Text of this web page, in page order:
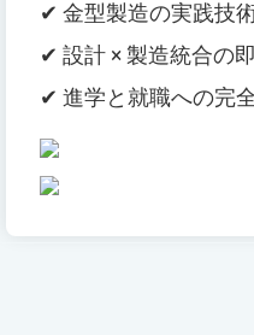
✔ 金型製造の実践技
✔ 設計 × 製造統合の
✔ 進学と就職への完